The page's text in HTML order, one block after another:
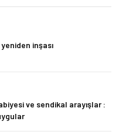
inşası
ve sendikal arayışlar :